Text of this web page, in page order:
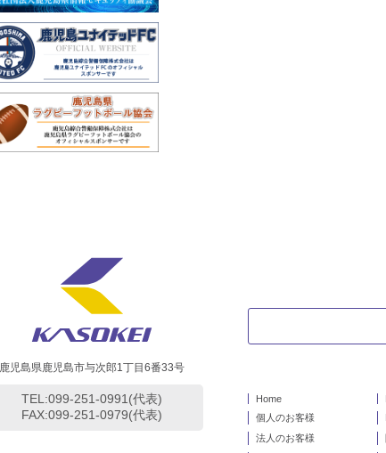
鹿児島県鹿児島市与次郎1丁目6番33号
TEL:099-251-0991(代表)
FAX:099-251-0979(代表)
Home
個人のお客様
法人のお客様